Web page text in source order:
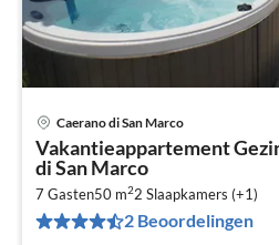
Caerano di San Marco
Vakantieappartement
di San Marco
7 Gasten50 m22 Slaapkamers (+1)
2 Beoordelingen